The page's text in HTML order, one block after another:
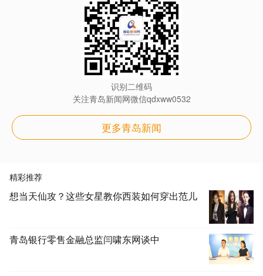
识别二维码
关注青岛新闻网微信qdxww0532
更多青岛新闻
精彩推荐
想当天仙攻？这些女星教你西装如何穿出范儿
青岛银行零售金融总监闫啸东网谈中